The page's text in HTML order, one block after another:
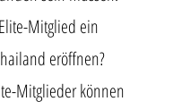
Mitglied ein
eröffnen?
Mitglieder können